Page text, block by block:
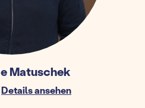
Matuschek
Details ansehen